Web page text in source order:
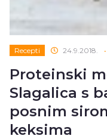
Recepti 24.9.2018. •
Proteinski
Slagalica s
posnim
keksima